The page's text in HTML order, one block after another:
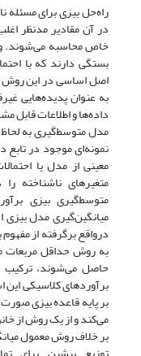
راه‌حل بیزی برای مسئله‌
در آن مقادیر مدنظر
خاص محاسبه می‌شوند.
بستگی دارند که با
اصل اساسی در این روش
به ‌عنوان پدیده‌هایی
داده‌ها و اطلاعات قابل‌
مدل متوسط‌گیری به‌
نمونه‌ای موجود در
معینی از مدل یا
متغیرهای ناشناخته
متوسط‌گیری بیزی
میانگین‌گیری مدل
در‌واقع برگرفته از
به ‌روش حداقل مربعات
حاصل می‌شوند، ترکیب
برآوردهای کلاسیکی
بر پایه قاعده بیزی
می‌کند و از یک روش از
بر خلاف روش معمول